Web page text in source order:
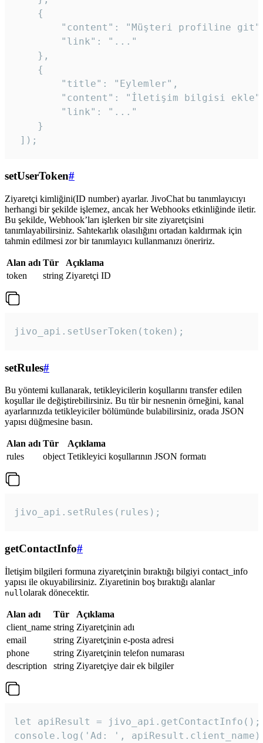
    {
"content": "Müşteri profiline
        "link": "..."
    },
    {
        "title": "Eylemler",
"content": "İletişim bilgisi
        "link": "..."
    }
]);
setUserToken#
Ziyaretçi kimliğini(ID number) ayarlar. JivoChat bu tanımlayıcıyı
herhangi bir şekilde işlemez, ancak her Webhooks etkinliğinde iletir.
Bu şekilde, Webhook’ları işlerken bir site ziyaretçisini
tanımlayabilirsiniz. Sahtekarlık olasılığını ortadan kaldırmak için
tahmin edilmesi zor bir tanımlayıcı kullanmanızı öneririz.
Alan adı Tür
Açıklama
token
string Ziyaretçi ID
jivo_api.setUserToken(token);
setRules#
Bu yöntemi kullanarak, tetikleyicilerin koşullarını transfer edilen
koşullar ile değiştirebilirsiniz. Bu tür bir nesnenin örneğini, kanal
ayarlarınızda tetikleyiciler bölümünde bulabilirsiniz, orada JSON
yapısı düğmesine basın.
Alan adı Tür
Açıklama
rules
object Tetikleyici koşullarının JSON formatı
jivo_api.setRules(rules);
getContactInfo#
İletişim bilgileri formuna ziyaretçinin bıraktığı bilgiyi contact_info
yapısı ile okuyabilirsiniz. Ziyaretinin boş bıraktığı alanlar
null olarak dönecektir.
Alan adı Tür
Açıklama
client_name string Ziyaretçinin adı
email
string Ziyaretçinin e-posta adresi
phone
string Ziyaretçinin telefon numarası
description
string Ziyaretçiye dair ek bilgiler
let apiResult = jivo_api.getContactInfo();
console.log('Ad: ',